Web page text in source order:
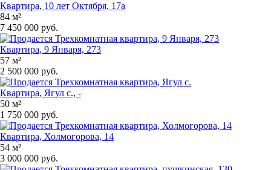
Квартира, 10 лет Октября, 17а
84 м²
7 450 000 руб.
Квартира, 9 Января, 273
57 м²
2 500 000 руб.
Квартира, Ягул с., -
50 м²
1 750 000 руб.
Квартира, Холмогорова, 14
54 м²
3 000 000 руб.